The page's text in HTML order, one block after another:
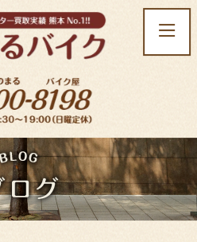
t
o
n
a
v
i
g